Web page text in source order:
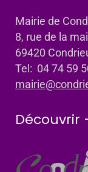
Mairie de
8, rue de la
69420
Tel: 04 74 59
Découvrir